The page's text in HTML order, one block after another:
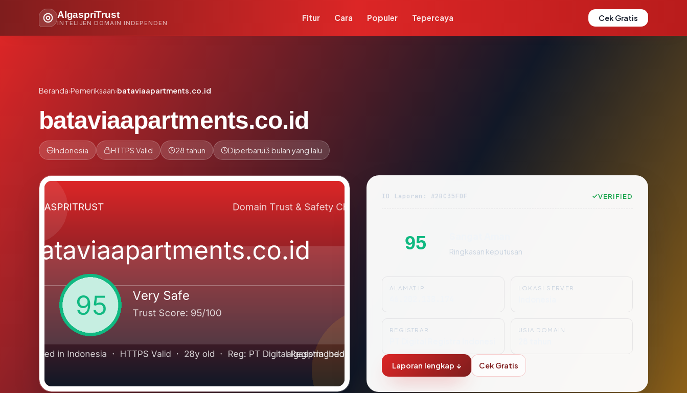
AlgaspriTrust
INTELIJEN DOMAIN INDEPENDEN
Fitur Cara Populer Tepercaya Cek Gratis
Beranda›Pemeriksaan›bataviaapartments.co.id
bataviaapartments.co.id
Indonesia HTTPS Valid 28 tahun Diperbarui3 bulan yang lalu
ID Laporan: #2BC35FDF VERIFIED
95 Ringkasan keputusan
ALAMAT IP LOKASI SERVER
REGISTRAR USIA DOMAIN
Laporan lengkap ↓ Cek Gratis